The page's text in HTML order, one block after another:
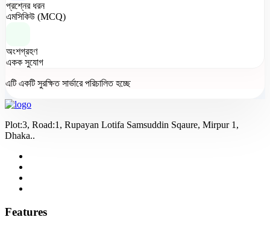
প্রশ্নের ধরন
এমসিকিউ (MCQ)
অংশগ্রহণ
একক সুযোগ
এটি একটি সুরক্ষিত সার্ভারে পরিচালিত হচ্ছে
Plot:3, Road:1, Rupayan Lotifa Samsuddin Sqaure, Mirpur 1,
Dhaka..
Features